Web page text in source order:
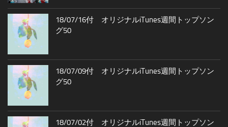
18/07/16付 オリジナルiTunes週間トップソン
グ50
18/07/09付 オリジナルiTunes週間トップソン
グ50
18/07/02付 オリジナルiTunes週間トップソン